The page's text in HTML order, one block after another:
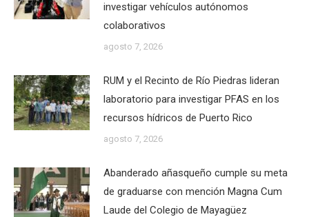
investigar vehículos autónomos
colaborativos
agosto 7, 2026
RUM y el Recinto de Río Piedras lideran
laboratorio para investigar PFAS en los
recursos hídricos de Puerto Rico
agosto 7, 2026
Abanderado añasqueño cumple su meta
de graduarse con mención Magna Cum
Laude del Colegio de Mayagüez